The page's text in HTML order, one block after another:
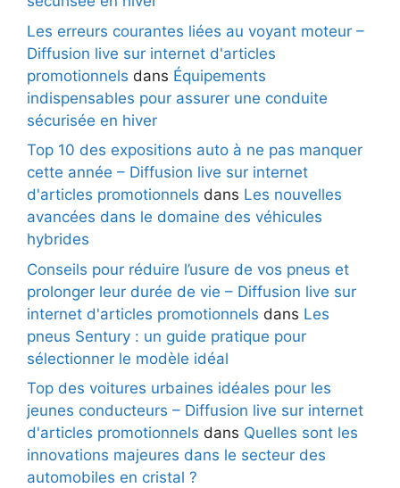
Les erreurs courantes liées au voyant moteur –
Diffusion live sur internet d'articles
promotionnels dans Équipements
indispensables pour assurer une conduite
sécurisée en hiver
Top 10 des expositions auto à ne pas manquer
cette année – Diffusion live sur internet
d'articles promotionnels dans Les nouvelles
avancées dans le domaine des véhicules
hybrides
Conseils pour réduire l’usure de vos pneus et
prolonger leur durée de vie – Diffusion live sur
internet d'articles promotionnels dans Les
pneus Sentury : un guide pratique pour
sélectionner le modèle idéal
Top des voitures urbaines idéales pour les
jeunes conducteurs – Diffusion live sur internet
d'articles promotionnels dans Quelles sont les
innovations majeures dans le secteur des
automobiles en cristal ?